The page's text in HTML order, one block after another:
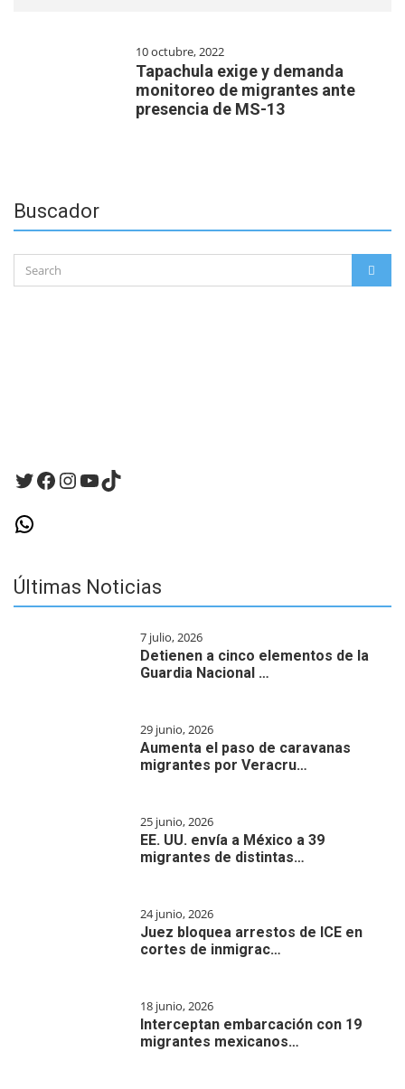
10 octubre, 2022
Tapachula exige y demanda
monitoreo de migrantes ante
presencia de MS-13
Buscador
Search
for:
Twitter
Facebook
Instagram
YouTube
TikTok
WhatsApp
Últimas Noticias
7 julio, 2026
Detienen a cinco elementos de la
Guardia Nacional …
29 junio, 2026
Aumenta el paso de caravanas
migrantes por Veracru…
25 junio, 2026
EE. UU. envía a México a 39
migrantes de distintas…
24 junio, 2026
Juez bloquea arrestos de ICE en
cortes de inmigrac…
18 junio, 2026
Interceptan embarcación con 19
migrantes mexicanos…